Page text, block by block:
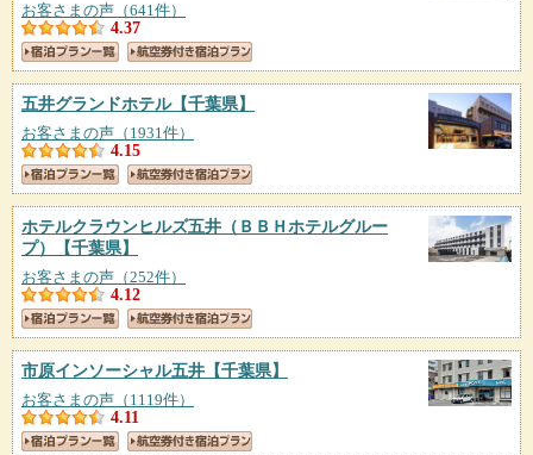
お客さまの声（641件）
4.37
五井グランドホテル【千葉県】
お客さまの声（1931件）
4.15
ホテルクラウンヒルズ五井（ＢＢＨホテルグルー
プ）
【千葉県】
お客さまの声（252件）
4.12
市原インソーシャル五井 【千葉県】
お客さまの声（1119件）
4.11